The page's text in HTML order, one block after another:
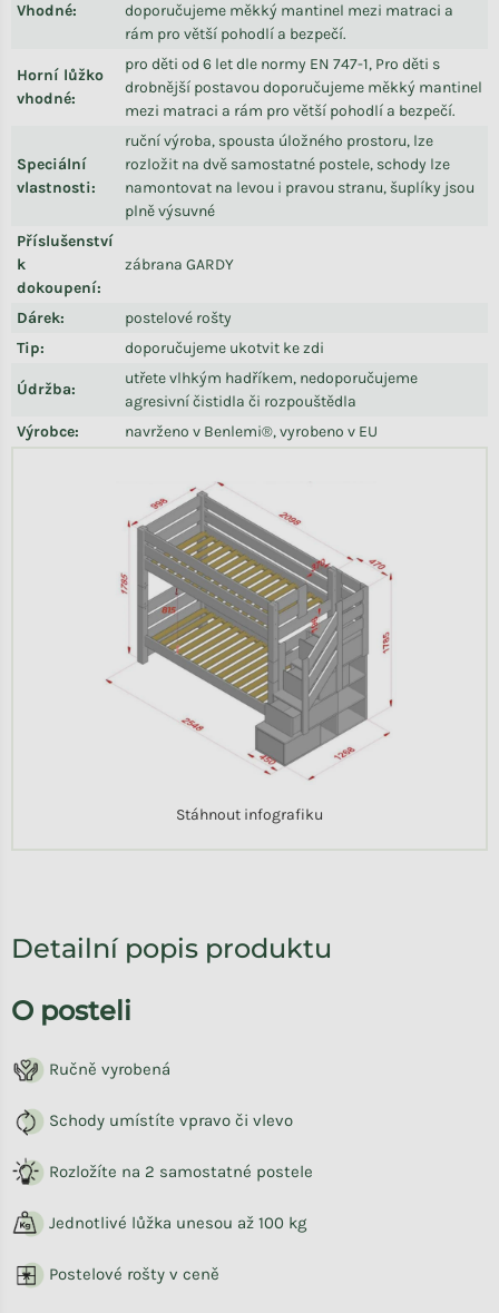
Vhodné:
doporučujeme měkký mantinel mezi matraci a
rám pro větší pohodlí a bezpečí.
Horní lůžko
vhodné:
pro děti od 6 let dle normy EN 747-1, Pro děti s
drobnější postavou doporučujeme měkký mantinel
mezi matraci a rám pro větší pohodlí a bezpečí.
Speciální
vlastnosti:
ruční výroba, spousta úložného prostoru, lze
rozložit na dvě samostatné postele, schody lze
namontovat na levou i pravou stranu, šuplíky jsou
plně výsuvné
Příslušenství
k
dokoupení:
zábrana GARDY
Dárek:
postelové rošty
Tip: doporučujeme ukotvit ke zdi
Údržba:
utřete vlhkým hadříkem, nedoporučujeme
agresivní čistidla či rozpouštědla
Výrobce: navrženo v Benlemi®, vyrobeno v EU
Stáhnout infografiku
Detailní popis produktu
O posteli
Ručně vyrobená
Schody umístíte vpravo či vlevo
Rozložíte na 2 samostatné postele
Jednotlivé lůžka unesou až 100 kg
Postelové rošty v ceně